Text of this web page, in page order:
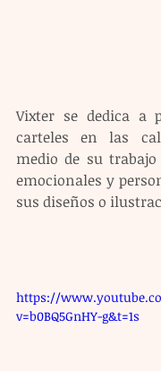
Vixter se dedica a
carteles en las
medio de su
emocionales y
sus diseños o
https://
v=b0BQ5GnHY-g&t=1s